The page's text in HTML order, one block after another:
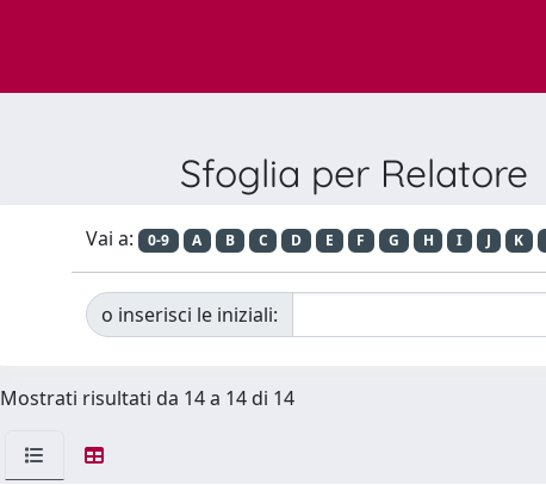
Sfoglia per Relatore
Vai a: 0-9 A B C D E F G H I J K
o inserisci le iniziali:
Mostrati risultati da 14 a 14 di 14